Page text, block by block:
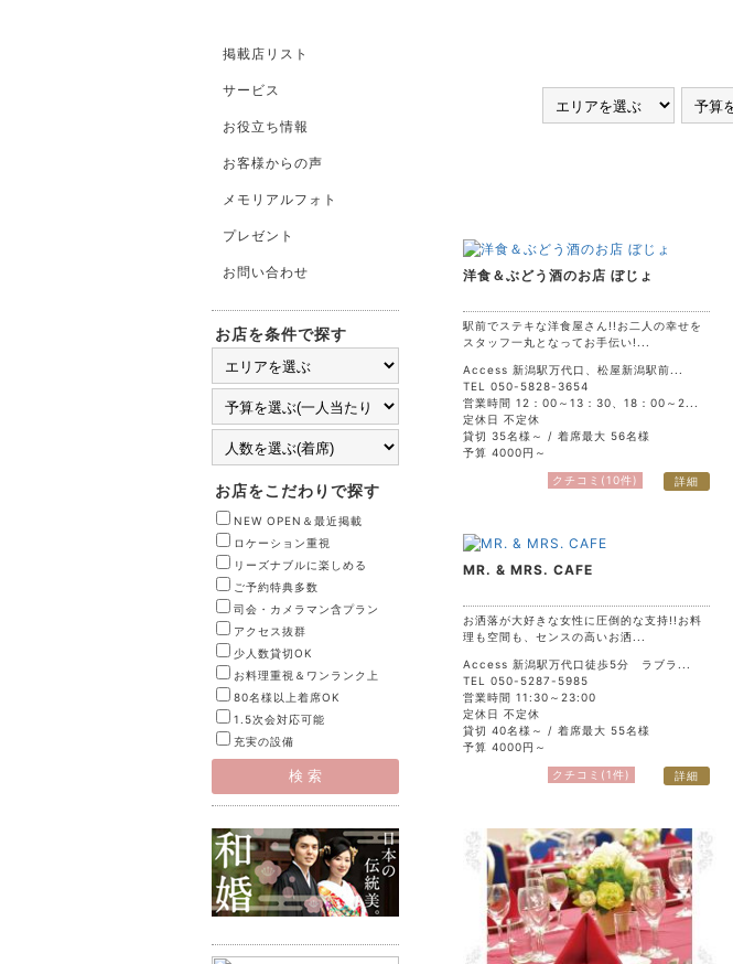
掲載店リスト
サービス
お役立ち情報
お客様からの声
メモリアルフォト
プレゼント
お問い合わせ
お店を条件で探す
お店をこだわりで探す
NEW OPEN＆最近掲載
ロケーション重視
リーズナブルに楽しめる
ご予約特典多数
司会・カメラマン含プラン
アクセス抜群
少人数貸切OK
お料理重視＆ワンランク上
80名様以上着席OK
1.5次会対応可能
充実の設備
洋食＆ぶどう酒のお店 ぼじょ
駅前でステキな洋食屋さん!!お二人の幸せを
スタッフ一丸となってお手伝い!...
Access 新潟駅万代口、松屋新潟駅前...
TEL 050-5828-3654
営業時間 12：00～13：30、18：00～2...
定休日 不定休
貸切 35名様～ / 着席最大 56名様
予算 4000円～
クチコミ(10件) 詳細
MR. & MRS. CAFE
お洒落が大好きな女性に圧倒的な支持!!お料
理も空間も、センスの高いお洒...
Access 新潟駅万代口徒歩5分 ラブラ...
TEL 050-5287-5985
営業時間 11:30～23:00
定休日 不定休
貸切 40名様～ / 着席最大 55名様
予算 4000円～
クチコミ(1件) 詳細